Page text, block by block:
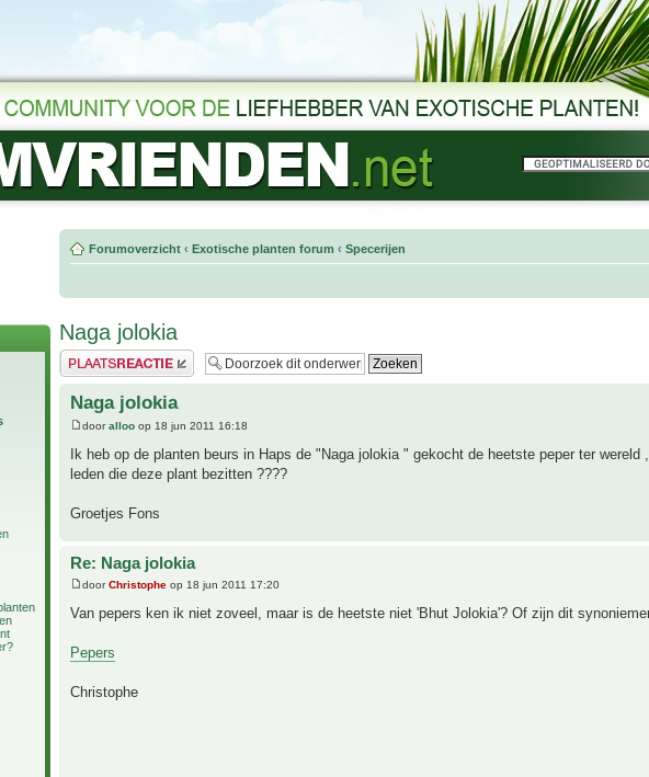
Forumoverzicht ‹ Exotische planten forum ‹ Specerijen
Naga jolokia
Plaats een reactie
Naga jolokia
dooralloo op 18 jun 2011 16:18
Ik heb op de planten beurs in Haps de "Naga jolokia " gekocht de heetste peper ter wereld
leden die deze plant bezitten ????
Groetjes Fons
Re: Naga jolokia
doorChristophe op 18 jun 2011 17:20
Van pepers ken ik niet zoveel, maar is de heetste niet 'Bhut Jolokia'? Of zijn dit
Pepers
Christophe